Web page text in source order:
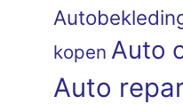
kopen Auto
Auto